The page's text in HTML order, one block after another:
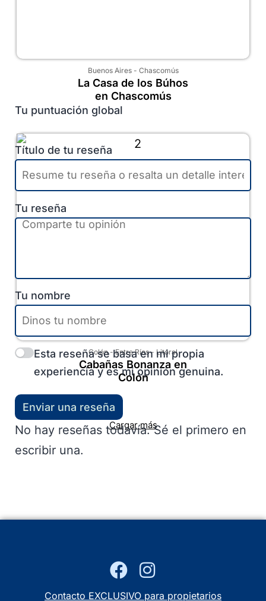
Buenos Aires- Chascomús
La Casa de los Búhos
en Chascomús
Colón-Entre Ríos- Litoral
Cabañas Bonanza en
Colón
Cargar más
Tu puntuación global
Título de tu reseña
Tu reseña
Tu nombre
Esta reseña se basa en mi propia
experiencia y es mi opinión genuina.
Enviar una reseña
No hay reseñas todavía. Sé el primero en
escribir una.
Contacto EXCLUSIVO para propietarios